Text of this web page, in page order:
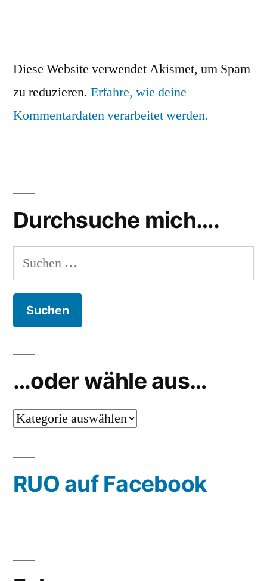
Diese Website verwendet Akismet, um Spam
zu reduzieren. Erfahre, wie deine
Kommentardaten verarbeitet werden.
Durchsuche mich….
Suchen
nach:
…oder wähle aus…
…
aus…
RUO auf Facebook